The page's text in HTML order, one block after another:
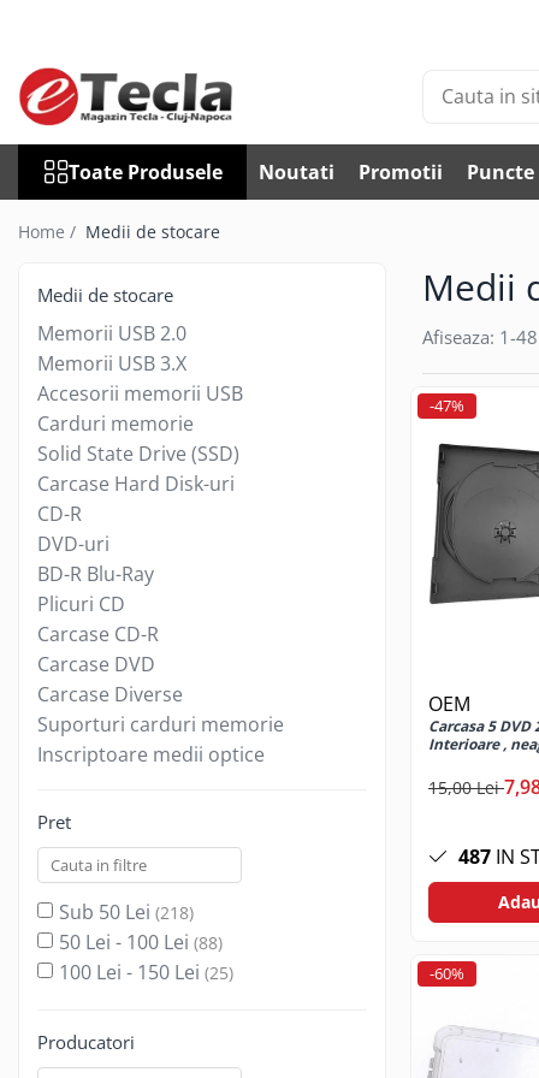
Toate Produsele
Accesorii Diverse
Accesorii auto
Auto accesorii scule
Becuri auto
Car DVR
Car FM
Huse Talon & Permis
Tractare Auto
Accesorii Foto
Huse foto
Articole divertisment
Joc pentru degete
Jocuri de masa
Machiaj temporar si efecte speciale
Seturi si jocuri creative
Articole pentru creatori de
continut
Hub-uri si adaptoare Editare &
Munca mobila
Microfoane Video & Vlogging
Continut Video
Jucarii
Masinute si vehicule
Nisip kinetic si modelabil
Accesorii Gaming
Casti Gaming
Gamepad
Toate Produsele Noutati Promotii
Home / Medii de stocare
Medii
Medii de stocare
Memorii USB 2.0
Memorii USB 3.X
Accesorii memorii USB
Carduri memorie
Solid State Drive (SSD)
Carcase Hard Disk-uri
CD-R
DVD-uri
BD-R Blu-Ray
Plicuri CD
Carcase CD-R
Carcase DVD
Carcase Diverse
Suporturi carduri memorie
Inscriptoare medii optice
Pret
Sub 50 Lei (218)
50 Lei - 100 Lei (88)
100 Lei - 150 Lei (25)
200 Lei - 250 Lei
250 Lei - 300 Lei (4)
Producatori
Afiseaza: 1-48
-47%
OEM
Carcasa 5
Interioare ,
15,00 Lei
487 IN
-60%